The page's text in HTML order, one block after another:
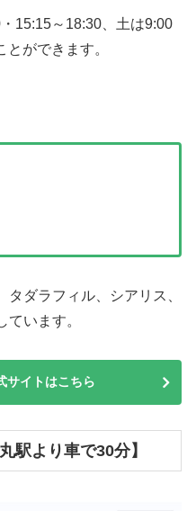
15:15～18:30、土は9:00
ができます。
ダラフィル、シアリス、
います。
サイトはこちら
駅より車で30分】